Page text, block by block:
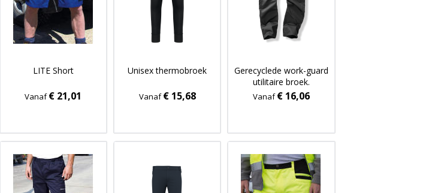
LITE Short
Vanaf€ 21,01
Unisex thermobroek
Vanaf€ 15,68
Gerecyclede work-guard
utilitaire broek.
Vanaf€ 16,06